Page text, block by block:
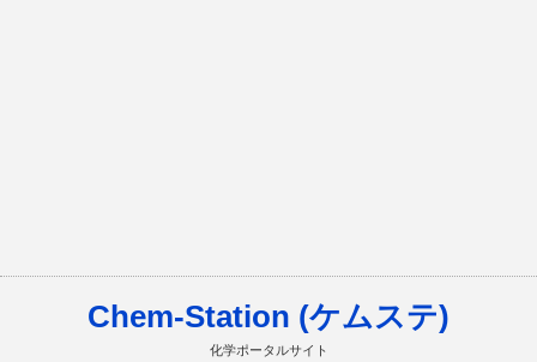
Chem-Station (ケムステ)
化学ポータルサイト